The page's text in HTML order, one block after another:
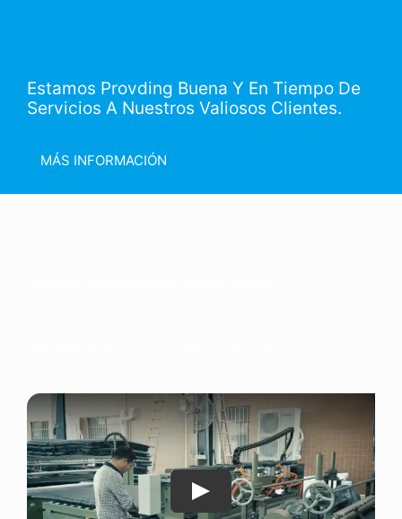
Estamos Provding Buena Y En Tiempo De
Servicios A Nuestros Valiosos Clientes.
MÁS INFORMACIÓN